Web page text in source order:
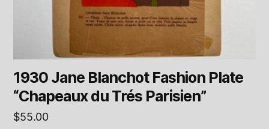
1930 Jane Blanchot Fashion Plate
“Chapeaux du Trés Parisien”
$55.00